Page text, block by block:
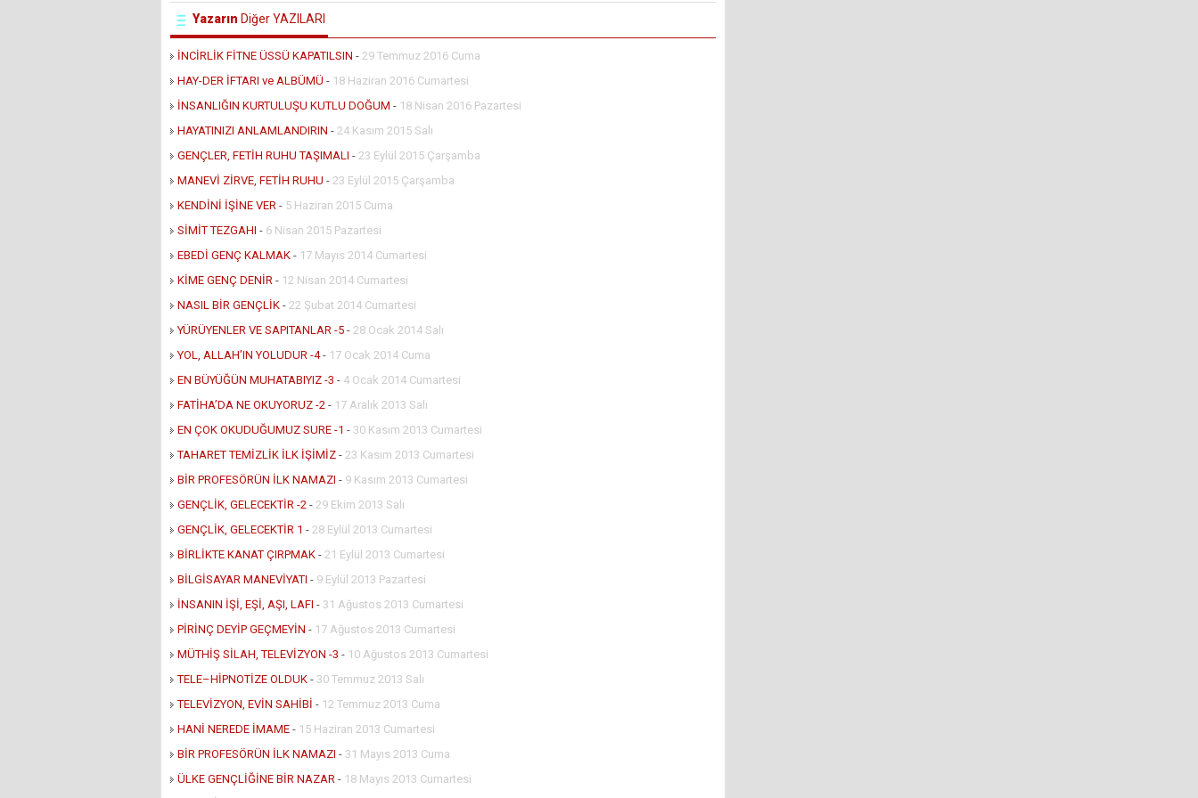
Yazarın Diğer YAZILARI
İNCİRLİK FİTNE ÜSSÜ KAPATILSIN - 29 Temmuz 2016 Cuma
HAY-DER İFTARI ve ALBÜMÜ - 18 Haziran 2016 Cumartesi
İNSANLIĞIN KURTULUŞU KUTLU DOĞUM - 18 Nisan 2016 Pazartesi
HAYATINIZI ANLAMLANDIRIN - 24 Kasım 2015 Salı
GENÇLER, FETİH RUHU TAŞIMALI - 23 Eylül 2015 Çarşamba
MANEVİ ZİRVE, FETİH RUHU - 23 Eylül 2015 Çarşamba
KENDİNİ İŞİNE VER - 5 Haziran 2015 Cuma
SİMİT TEZGAHI - 6 Nisan 2015 Pazartesi
EBEDİ GENÇ KALMAK - 17 Mayıs 2014 Cumartesi
KİME GENÇ DENİR - 12 Nisan 2014 Cumartesi
NASIL BİR GENÇLİK - 22 Şubat 2014 Cumartesi
YÜRÜYENLER VE SAPITANLAR -5 - 28 Ocak 2014 Salı
YOL, ALLAH’IN YOLUDUR -4- 17 Ocak 2014 Cuma
EN BÜYÜĞÜN MUHATABIYIZ -3 - 4 Ocak 2014 Cumartesi
FATİHA’DA NE OKUYORUZ -2 - 17 Aralık 2013 Salı
EN ÇOK OKUDUĞUMUZ SURE -1 - 30 Kasım 2013 Cumartesi
TAHARET TEMİZLİK İLK İŞİMİZ - 23 Kasım 2013 Cumartesi
BİR PROFESÖRÜN İLK NAMAZI - 9 Kasım 2013 Cumartesi
GENÇLİK, GELECEKTİR -2 - 29 Ekim 2013 Salı
GENÇLİK, GELECEKTİR 1 - 28 Eylül 2013 Cumartesi
BİRLİKTE KANAT ÇIRPMAK - 21 Eylül 2013 Cumartesi
BİLGİSAYAR MANEVİYATI - 9 Eylül 2013 Pazartesi
İNSANIN İŞİ, EŞİ, AŞI, LAFI - 31 Ağustos 2013 Cumartesi
PİRİNÇ DEYİP GEÇMEYİN - 17 Ağustos 2013 Cumartesi
MÜTHİŞ SİLAH, TELEVİZYON -3 - 10 Ağustos 2013 Cumartesi
TELE–HİPNOTİZE OLDUK - 30 Temmuz 2013 Salı
TELEVİZYON, EVİN SAHİBİ - 12 Temmuz 2013 Cuma
HANİ NEREDE İMAME - 15 Haziran 2013 Cumartesi
BİR PROFESÖRÜN İLK NAMAZI - 31 Mayıs 2013 Cuma
ÜLKE GENÇLİĞİNE BİR NAZAR - 18 Mayıs 2013 Cumartesi